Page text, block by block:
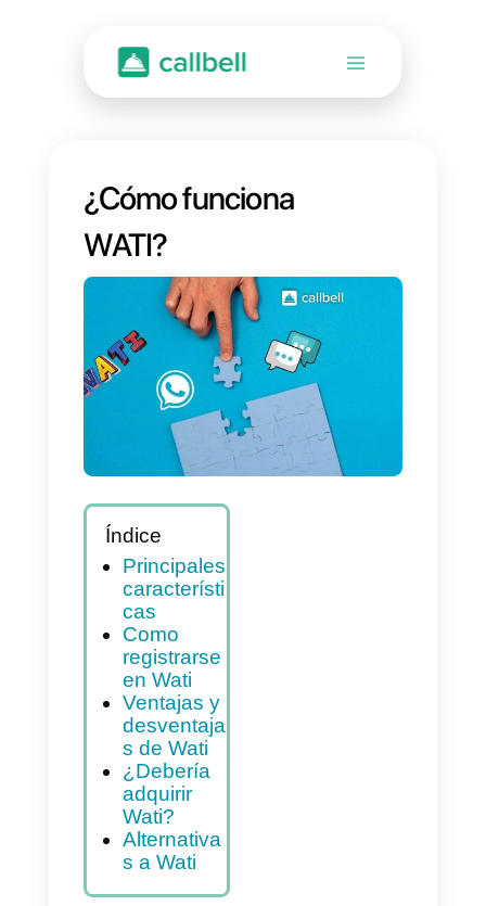
¿Cómo funciona
WATI?
Índice
Principales
característi
cas
Como
registrarse
en Wati
Ventajas y
desventaja